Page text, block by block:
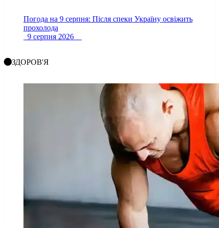
Погода на 9 серпня: Після спеки Україну освіжить
прохолода
9 серпня 2026
ЗДОРОВ'Я